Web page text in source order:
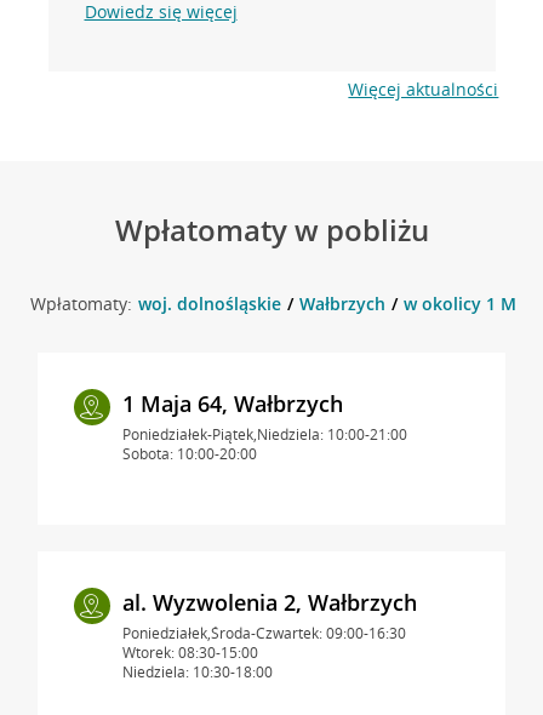
Dowiedz się więcej
Więcej aktualności
Wpłatomaty w pobliżu
Wpłatomaty: woj. dolnośląskie Wałbrzych w okolicy 1 Maja
1 Maja 64, Wałbrzych
Poniedziałek-Piątek,Niedziela: 10:00-21:00
Sobota: 10:00-20:00
al. Wyzwolenia 2, Wałbrzych
Poniedziałek,Środa-Czwartek: 09:00-16:30
Wtorek: 08:30-15:00
Niedziela: 10:30-18:00